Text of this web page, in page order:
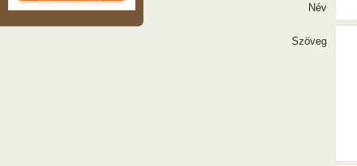
Név
Szöveg